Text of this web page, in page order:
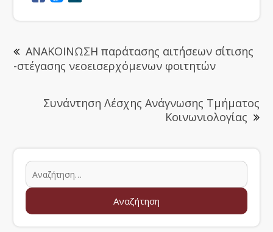
ΑΝΑΚΟΙΝΩΣΗ παράτασης αιτήσεων σίτισης
-στέγασης νεοεισερχόμενων φοιτητών
Συνάντηση Λέσχης Ανάγνωσης Τμήματος
Κοινωνιολογίας